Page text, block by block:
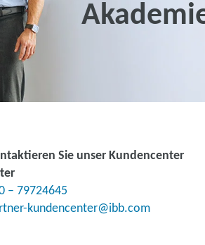
Sie unser Kundencenter
– 79724645
kundencenter@ibb.com